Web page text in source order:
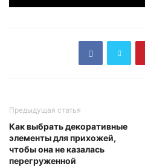
Предыдущая статья
Как выбрать декоративные
элементы для прихожей,
чтобы она не казалась
перегруженной